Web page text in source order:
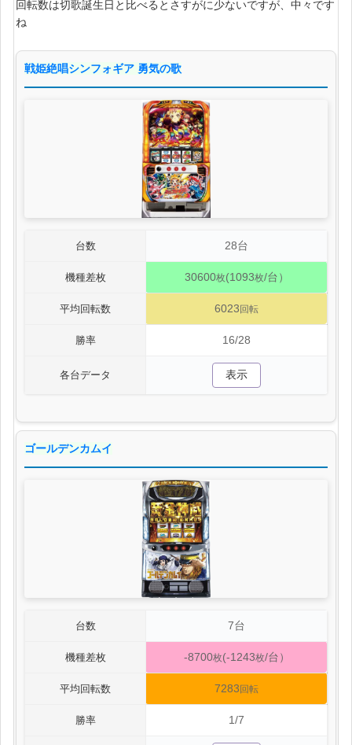
回転数は切歌誕生日と比べるとさすがに少ないですが、中々です
ね
戦姫絶唱シンフォギア 勇気の歌
台数 28台
機種差枚 30600枚(1093枚/台）
平均回転数 6023 回転
勝率 16/28
各台データ 表示
ゴールデンカムイ
台数 7台
機種差枚 -8700枚(-1243枚/台）
平均回転数 7283 回転
勝率 1/7